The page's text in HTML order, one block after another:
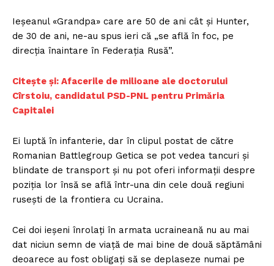
Ieșeanul «Grandpa» care are 50 de ani cât și Hunter,
de 30 de ani, ne-au spus ieri că „se află în foc, pe
direcția înaintare în Federația Rusă”.
Citește și: Afacerile de milioane ale doctorului
Cîrstoiu, candidatul PSD-PNL pentru Primăria
Capitalei
Ei luptă în infanterie, dar în clipul postat de către
Romanian Battlegroup Getica se pot vedea tancuri și
blindate de transport și nu pot oferi informații despre
poziția lor însă se află într-una din cele două regiuni
rusești de la frontiera cu Ucraina.
Cei doi ieșeni înrolaţi în armata ucraineană nu au mai
dat niciun semn de viață de mai bine de două săptămâni
deoarece au fost obligați să se deplaseze numai pe